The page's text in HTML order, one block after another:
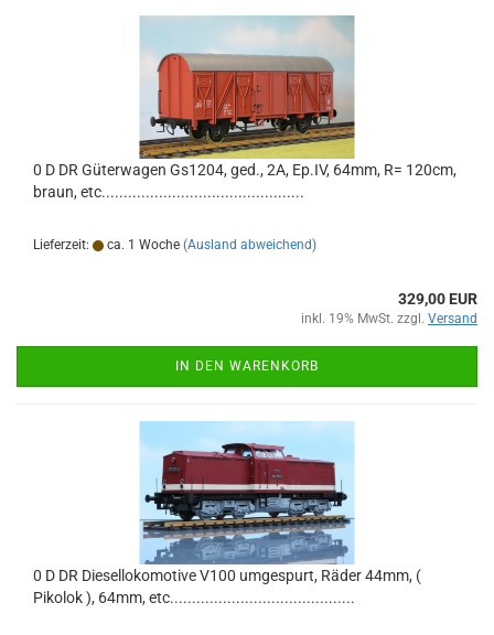
0 D DR Güterwagen Gs1204, ged., 2A, Ep.IV, 64mm, R= 120cm,
braun, etc..............................................
Lieferzeit: ca. 1 Woche (Ausland abweichend)
329,00 EUR
inkl. 19% MwSt. zzgl. Versand
IN DEN WARENKORB
0 D DR Diesellokomotive V100 umgespurt, Räder 44mm, (
Pikolok ), 64mm, etc..........................................